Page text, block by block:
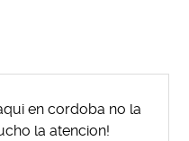
en cordoba no la
la atencion!